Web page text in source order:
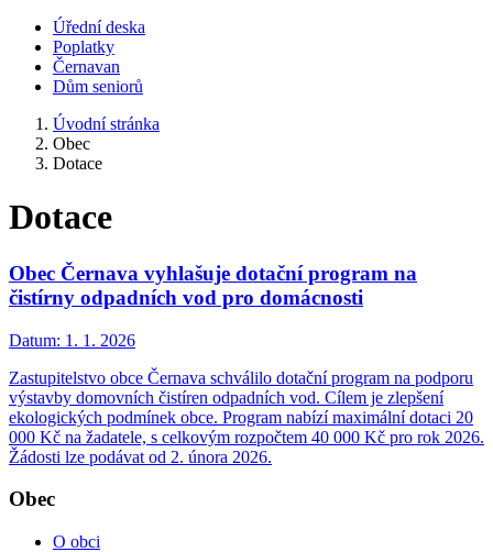
Úřední deska
Poplatky
Černavan
Dům seniorů
Úvodní stránka
Obec
Dotace
Dotace
Obec Černava vyhlašuje dotační program na
čistírny odpadních vod pro domácnosti
Datum: 1. 1. 2026
Zastupitelstvo obce Černava schválilo dotační program na podporu
výstavby domovních čistíren odpadních vod. Cílem je zlepšení
ekologických podmínek obce. Program nabízí maximální dotaci 20
000 Kč na žadatele, s celkovým rozpočtem 40 000 Kč pro rok 2026.
Žádosti lze podávat od 2. února 2026.
Obec
O obci